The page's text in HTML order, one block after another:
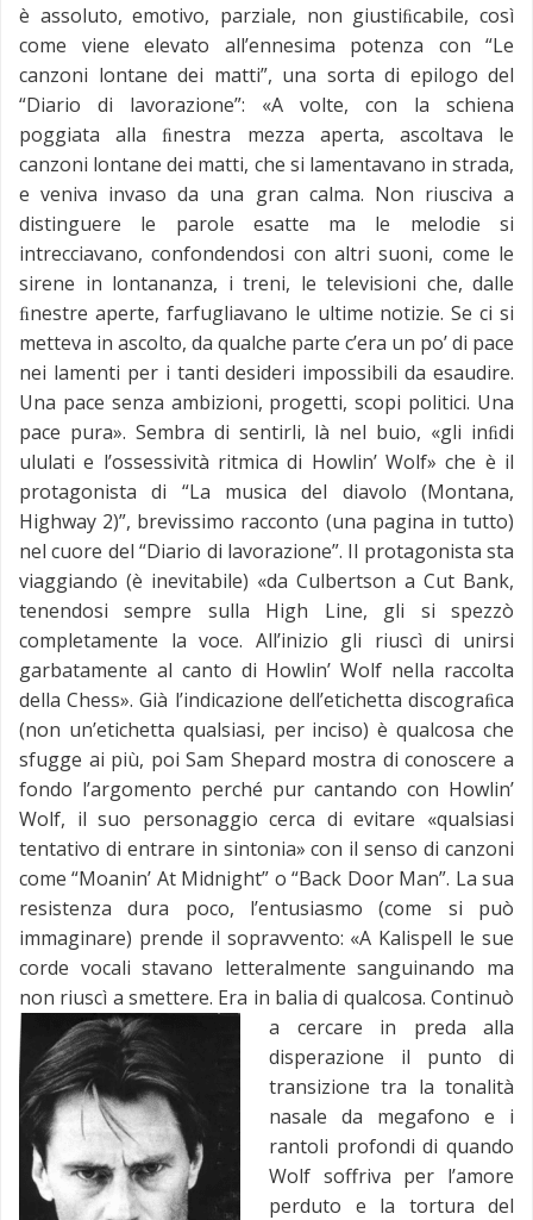
è assoluto, emotivo, parziale, non giustiﬁcabile, così
come viene elevato all’ennesima potenza con “Le
canzoni lontane dei matti”, una sorta di epilogo del
“Diario di lavorazione”: «A volte, con la schiena
poggiata alla ﬁnestra mezza aperta, ascoltava le
canzoni lontane dei matti, che si lamentavano in strada,
e veniva invaso da una gran calma. Non riusciva a
distinguere le parole esatte ma le melodie si
intrecciavano, confondendosi con altri suoni, come le
sirene in lontananza, i treni, le televisioni che, dalle
ﬁnestre aperte, farfugliavano le ultime notizie. Se ci si
metteva in ascolto, da qualche parte c’era un po’ di pace
nei lamenti per i tanti desideri impossibili da esaudire.
Una pace senza ambizioni, progetti, scopi politici. Una
pace pura». Sembra di sentirli, là nel buio, «gli inﬁdi
ululati e l’ossessività ritmica di Howlin’ Wolf» che è il
protagonista di “La musica del diavolo (Montana,
Highway 2)”, brevissimo racconto (una pagina in tutto)
nel cuore del “Diario di lavorazione”. Il protagonista sta
viaggiando (è inevitabile) «da Culbertson a Cut Bank,
tenendosi sempre sulla High Line, gli si spezzò
completamente la voce. All’inizio gli riuscì di unirsi
garbatamente al canto di Howlin’ Wolf nella raccolta
della Chess». Già l’indicazione dell’etichetta discograﬁca
(non un’etichetta qualsiasi, per inciso) è qualcosa che
sfugge ai più, poi Sam Shepard mostra di conoscere a
fondo l’argomento perché pur cantando con Howlin’
Wolf, il suo personaggio cerca di evitare «qualsiasi
tentativo di entrare in sintonia» con il senso di canzoni
come “Moanin’ At Midnight” o “Back Door Man”. La sua
resistenza dura poco, l’entusiasmo (come si può
immaginare) prende il sopravvento: «A Kalispell le sue
corde vocali stavano letteralmente sanguinando ma
non riuscì a smettere. Era in balia di qualcosa. Continuò
a cercare in preda alla
disperazione il punto di
transizione tra la tonalità
nasale da megafono e i
rantoli profondi di quando
Wolf soffriva per l’amore
perduto e la tortura del